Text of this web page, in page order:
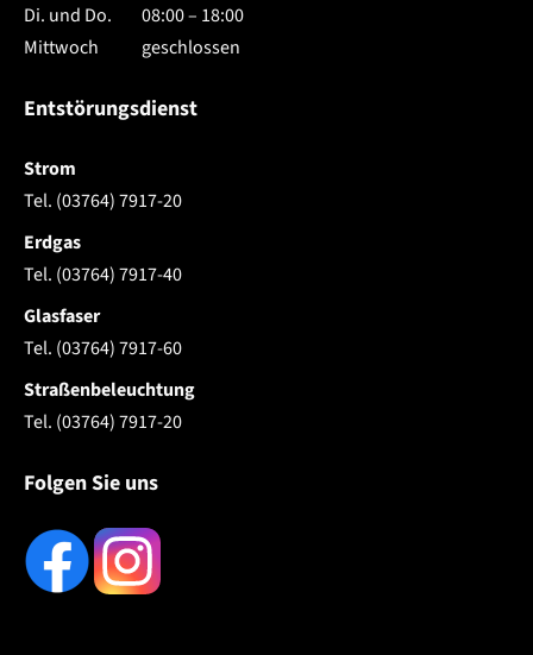
Di. und Do.
08:00 – 18:00
Mittwoch
geschlossen
Entstörungsdienst
Strom
Tel. (03764) 7917-20
Erdgas
Tel. (03764) 7917-40
Glasfaser
Tel. (03764) 7917-60
Straßenbeleuchtung
Tel. (03764) 7917-20
Folgen Sie uns